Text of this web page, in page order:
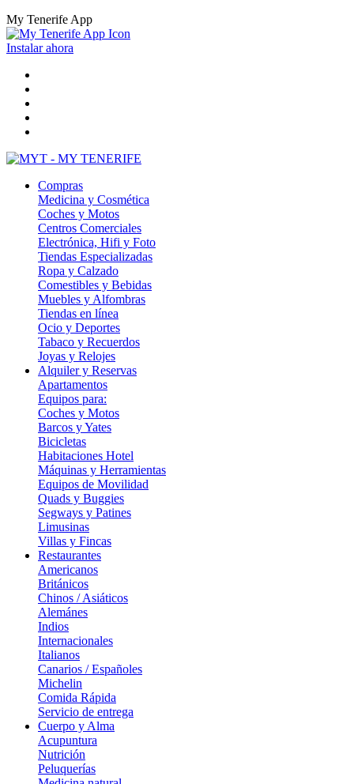
My Tenerife App
Instalar ahora
Compras
Medicina y Cosmética
Coches y Motos
Centros Comerciales
Electrónica, Hifi y Foto
Tiendas Especializadas
Ropa y Calzado
Comestibles y Bebidas
Muebles y Alfombras
Tiendas en línea
Ocio y Deportes
Tabaco y Recuerdos
Joyas y Relojes
Alquiler y Reservas
Apartamentos
Equipos para:
Coches y Motos
Barcos y Yates
Bicicletas
Habitaciones Hotel
Máquinas y Herramientas
Equipos de Movilidad
Quads y Buggies
Segways y Patines
Limusinas
Villas y Fincas
Restaurantes
Americanos
Británicos
Chinos / Asiáticos
Alemánes
Indios
Internacionales
Italianos
Canarios / Españoles
Michelin
Comida Rápida
Servicio de entrega
Cuerpo y Alma
Acupuntura
Nutrición
Peluquerías